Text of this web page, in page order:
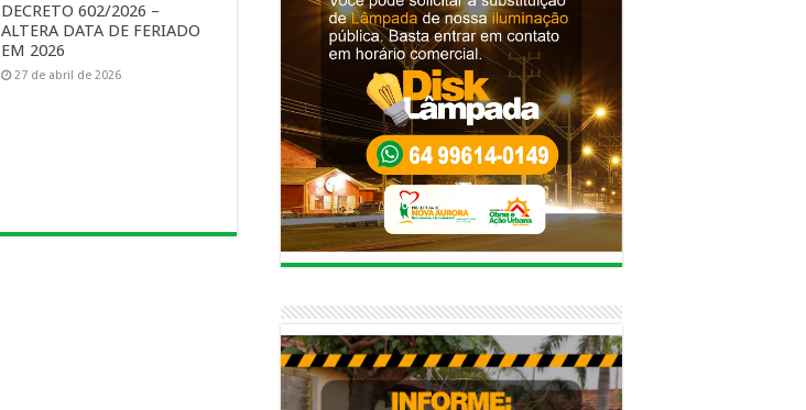
DECRETO 602/2026 –
ALTERA DATA DE FERIADO
EM 2026
27 de abril de 2026